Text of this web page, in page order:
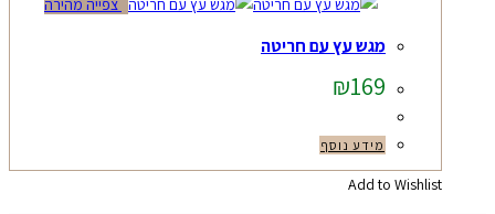
מגש עץ עם חריטה
₪169
מידע נוסף
Add to Wishlist